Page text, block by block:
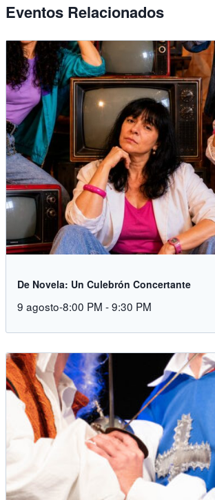
Eventos Relacionados
De Novela: Un Culebrón Concertante
9 agosto-8:00 PM -9:30 PM